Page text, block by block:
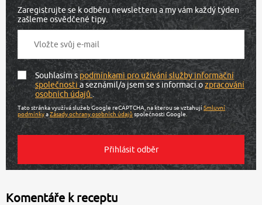
Zaregistrujte se k odběru newsletteru a my vám každý týden
zašleme osvědčené tipy.
Souhlasím spodmínkami pro užívání služby informační
společnostia seznámil/a jsem se s informací ozpracování
osobních údajů.
Tato stránka využívá služeb Google reCAPTCHA, na kterou se vztahujíSmluvní
podmínkyaZásady ochrany osobních údajů společnosti Google.
Komentáře k receptu